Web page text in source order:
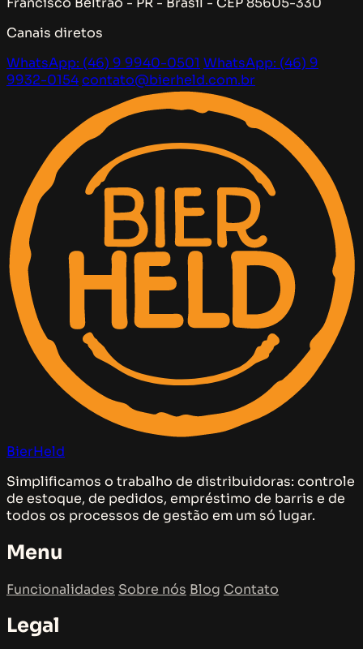
Canais diretos
WhatsApp: (46) 9 9940-0501 WhatsApp: (46) 9
9932-0154contato@bierheld.com.br
BierHeld
Simplificamos o trabalho de distribuidoras: controle
de estoque, de pedidos, empréstimo de barris e de
todos os processos de gestão em um só lugar.
Menu
Funcionalidades Sobre nós Blog Contato
Legal